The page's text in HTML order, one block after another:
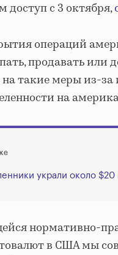
доступ с 3 октября,
операций
продавать
такие меры из-
на
украли около
нормативно-
в США мы